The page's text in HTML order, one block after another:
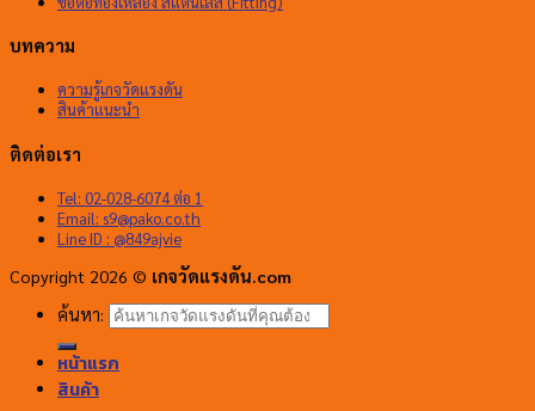
บทความ
ความรู้เกจวัดแรงดัน
สินค้าแนะนำ
ติดต่อเรา
Tel: 02-028-6074 ต่อ 1
Email: s9@pako.co.th
Line ID : @849ajvie
Copyright 2026 © เกจวัดแรงดัน.com
ค้นหา:
หน้าแรก
สินค้า